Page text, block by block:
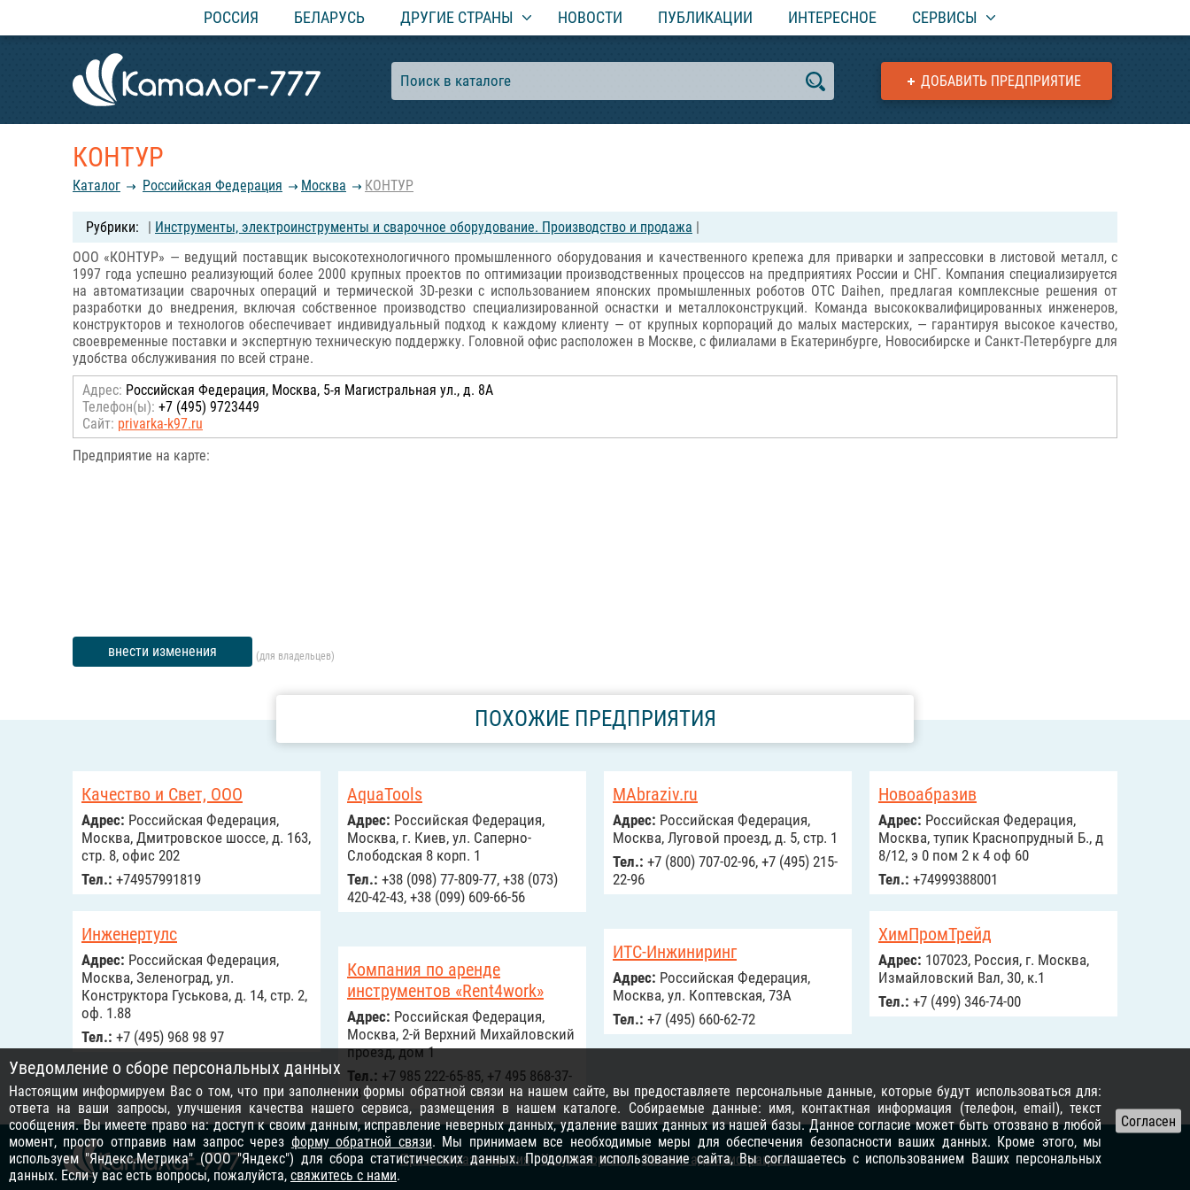
РОССИЯ БЕЛАРУСЬ ДРУГИЕ СТРАНЫ НОВОСТИ ПУБЛИКАЦИИ ИНТЕРЕСНОЕ СЕРВИСЫ
ДОБАВИТЬ ПРЕДПРИЯТИЕ
КОНТУР
Каталог Российcкая Федерация Москва КОНТУР
| Инструменты, электроинструменты и сварочное оборудование. Производство и продажа |
ООО «КОНТУР» — ведущий поставщик высокотехнологичного промышленного оборудования и качественного крепежа для приварки и запрессовки в листовой металл, с
1997 года успешно реализующий более 2000 крупных проектов по оптимизации производственных процессов на предприятиях России и СНГ. Компания специализируется
на автоматизации сварочных операций и термической 3D-резки с использованием японских промышленных роботов OTC Daihen, предлагая комплексные решения от
разработки до внедрения, включая собственное производство специализированной оснастки и металлоконструкций. Команда высококвалифицированных инженеров,
конструкторов и технологов обеспечивает индивидуальный подход к каждому клиенту — от крупных корпораций до малых мастерских, — гарантируя высокое качество,
своевременные поставки и экспертную техническую поддержку. Головной офис расположен в Москве, с филиалами в Екатеринбурге, Новосибирске и Санкт-Петербурге для
удобства обслуживания по всей стране.
Адрес: Российcкая Федерация, Москва, 5-я Магистральная ул., д. 8А
Телефон(ы): +7 (495) 9723449
Сайт: privarka-k97.ru
Предприятие на карте:
внести изменения (для владельцев)
ПОХОЖИЕ ПРЕДПРИЯТИЯ
Качество и Свет, ООО
Адрес: Российcкая Федерация,
Москва, Дмитровское шоссе, д. 163,
стр. 8, офис 202
Тел.: +74957991819
AquaTools
Адрес: Российcкая Федерация,
Москва, г. Киев, ул. Саперно-
Слободская 8 корп. 1
Тел.: +38 (098) 77-809-77, +38 (073)
420-42-43, +38 (099) 609-66-56
MAbraziv.ru
Адрес: Российcкая Федерация,
Москва, Луговой проезд, д. 5, стр. 1
Тел.: +7 (800) 707-02-96, +7 (495) 215-
22-96
Новоабразив
Адрес: Российcкая Федерация,
Москва, тупик Краснопрудный Б., д
8/12, э 0 пом 2 к 4 оф 60
Тел.: +74999388001
Инженертулс
Адрес: Российcкая Федерация,
Москва, Зеленоград, ул.
Конструктора Гуськова, д. 14, стр. 2,
оф. 1.88
Тел.: +7 (495) 968 98 97
ХимПромТрейд
Адрес: 107023, Россия, г. Москва,
Измайловский Вал, 30, к.1
Тел.: +7 (499) 346-74-00
ИТС-Инжиниринг
Адрес: Российcкая Федерация,
Москва, ул. Коптевская, 73А
Тел.: +7 (495) 660-62-72
Компания по аренде
инструментов «Rent4work»
Адрес: Российcкая Федерация,
Москва, 2-й Верхний Михайловский
проезд, дом 1
Тел.: +7 985 222-65-85, +7 495 868-37-
18
Правила размещения|Услуги портала|Связь с администрацией
Уведомление о сборе персональных данных
Настоящим информируем Вас о том, что при заполнении формы обратной связи на нашем сайте, вы предоставляете персональные данные, которые будут использоваться для:
ответа на ваши запросы, улучшения качества нашего сервиса, размещения в нашем каталоге. Собираемые данные: имя, контактная информация (телефон, email), текст
сообщения. Вы имеете право на: доступ к своим данным, исправление неверных данных, удаление ваших данных из нашей базы. Данное согласие может быть отозвано в любой
момент, просто отправив нам запрос через форму обратной связи. Мы принимаем все необходимые меры для обеспечения безопасности ваших данных. Кроме этого, мы
используем "Яндекс.Метрика" (ООО "Яндекс") для сбора статистических данных. Продолжая использование сайта, Вы соглашаетесь с использованием Ваших персональных
данных. Если у вас есть вопросы, пожалуйста, свяжитесь с нами.